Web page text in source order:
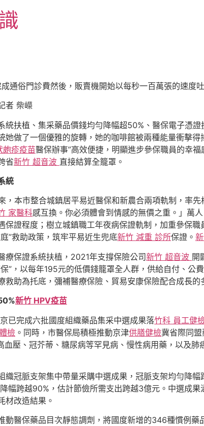
通俗門診費然後，販賣機開始以每秒一百萬張的速度
者 柴嶸
統扶植、集采藥品價錢均勻降幅超50%、醫保電子憑
她做了一個優雅的旋轉，她的咖啡館被兩種能量衝擊
皰疹疫苗醫保辦事”高效便捷，明顯進步參保職員的幸
省新竹 超音波 直接結算全籠罩。
統
，本市整合城鎮居平易近醫保和新農合兩項軌制，率
家醫科感互換。你必須體會到情感的無價之重。」萬
保證程度；樹立城鎮職工年夜病保證軌制，加重參保職
”救助政策，筑牢平易近生兜底新竹 減重 診所保證。
療保證系統扶植，2021年支撐保險公司新竹 超音波 開
”，以每年195元的低價錢籠罩全人群，供給自付、公
救助為托底，彌補醫療保險、貿易安康保險配合成長的
新竹 HPV疫苗
已完成六批國度組織藥品集采中選成果落竹科 員工健
檢 。同時，市醫保局積極推動京津供膳健檢冀省際同
壓、冠芥蒂、糖尿病等罕見病、慢性病用藥，以及
織冠脈支架集中帶量采購中選成果，冠脈支架均勻降
幅跨越90%，估計節儉所需支出跨越3億元。中選成
材改造結果。
動醫保藥品目次靜態調劑，將國度新增的346種慣例